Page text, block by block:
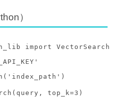
）
import VectorSearch
top_k=3)